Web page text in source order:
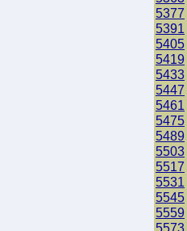
5377
5391
5405
5419
5433
5447
5461
5475
5489
5503
5517
5531
5545
5559
5573